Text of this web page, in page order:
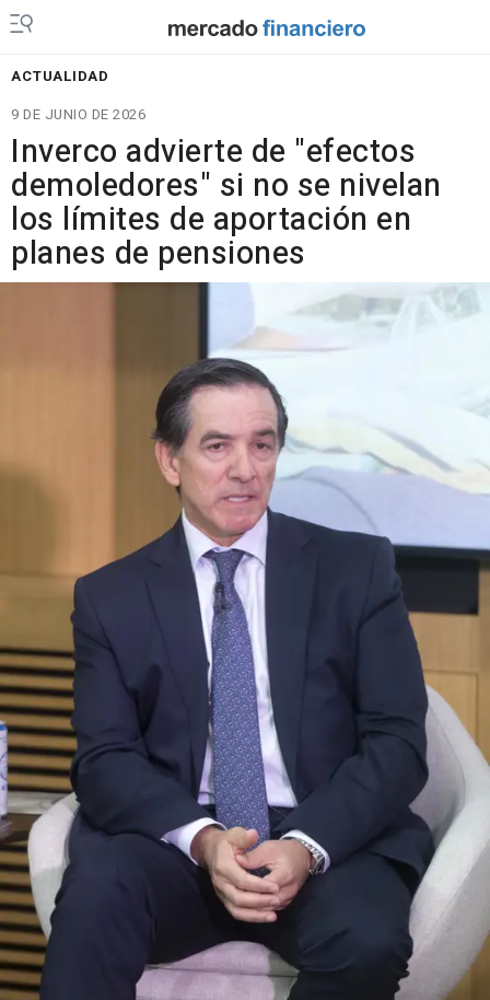
ACTUALIDAD
9 DE JUNIO DE 2026
Inverco advierte de "efectos
demoledores" si no se nivelan
los límites de aportación en
planes de pensiones